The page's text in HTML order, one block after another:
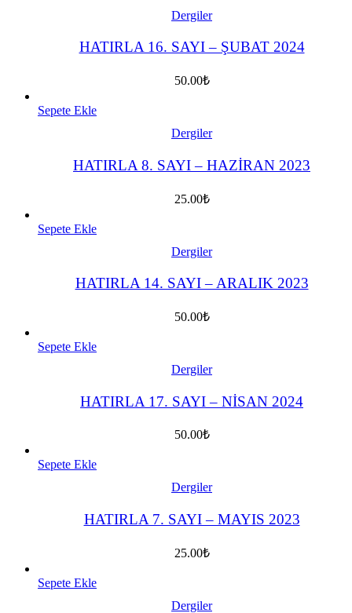
Dergiler
HATIRLA 16. SAYI – ŞUBAT 2024
50.00₺
Sepete Ekle
Dergiler
HATIRLA 8. SAYI – HAZİRAN 2023
25.00₺
Sepete Ekle
Dergiler
HATIRLA 14. SAYI – ARALIK 2023
50.00₺
Sepete Ekle
Dergiler
HATIRLA 17. SAYI – NİSAN 2024
50.00₺
Sepete Ekle
Dergiler
HATIRLA 7. SAYI – MAYIS 2023
25.00₺
Sepete Ekle
Dergiler